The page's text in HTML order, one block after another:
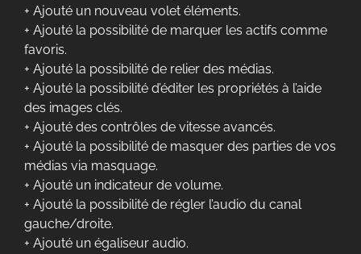
+ Ajouté un nouveau volet éléments.
+ Ajouté la possibilité de marquer les actifs comme
favoris.
+ Ajouté la possibilité de relier des médias.
+ Ajouté la possibilité d’éditer les propriétés à l’aide
des images clés.
+ Ajouté des contrôles de vitesse avancés.
+ Ajouté la possibilité de masquer des parties de vos
médias via masquage.
+ Ajouté un indicateur de volume.
+ Ajouté la possibilité de régler l’audio du canal
gauche/droite.
+ Ajouté un égaliseur audio.